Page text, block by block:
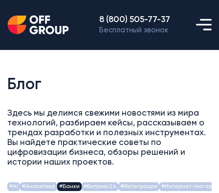
8 (800) 505-77-37
Бесплатный звонок
Блог
Здесь мы делимся свежими новостями из мира
технологий, разбираем кейсы, рассказываем о
трендах разработки и полезных инструментах.
Вы найдете практические советы по
цифровизации бизнеса, обзоры решений и
истории наших проектов.
#AI #Аналитика #Банки #Битрикс24 #Интеграции #Интернет-